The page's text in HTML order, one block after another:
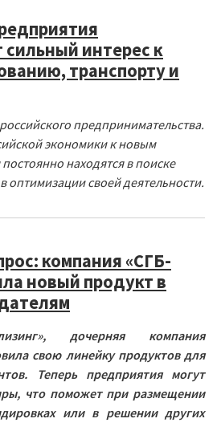
интерес к
транспорту и
предпринимательства.
экономики к новым
находятся в поиске
оптимизации своей деятельности.
компания «СГБ-
новый продукт в
дочерняя компания
свою линейку продуктов для
Теперь предприятия могут
что поможет при размещении
или в решении других